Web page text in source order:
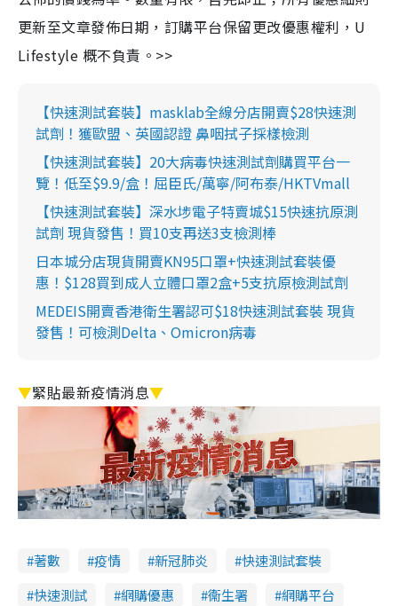
更新至文章發佈日期，訂購平台保留更改優惠權利，U
Lifestyle 概不負責。>>
【快速測試套裝】masklab全線分店開賣$28快速測
試劑！獲歐盟、英國認證 鼻咽拭子採樣檢測
【快速測試套裝】20大病毒快速測試劑購買平台一
覽！低至$9.9/盒！屈臣氏/萬寧/阿布泰/HKTVmall
【快速測試套裝】深水埗電子特賣城$15快速抗原測
試劑 現貨發售！買10支再送3支檢測棒
日本城分店現貨開賣KN95口罩+快速測試套裝優
惠！$128買到成人立體口罩2盒+5支抗原檢測試劑
MEDEIS開賣香港衛生署認可$18快速測試套裝 現貨
發售！可檢測Delta、Omicron病毒
▼緊貼最新疫情消息▼
著數 疫情 新冠肺炎
快速測試套裝
快速測試
網購優惠 衞生署
網購平台